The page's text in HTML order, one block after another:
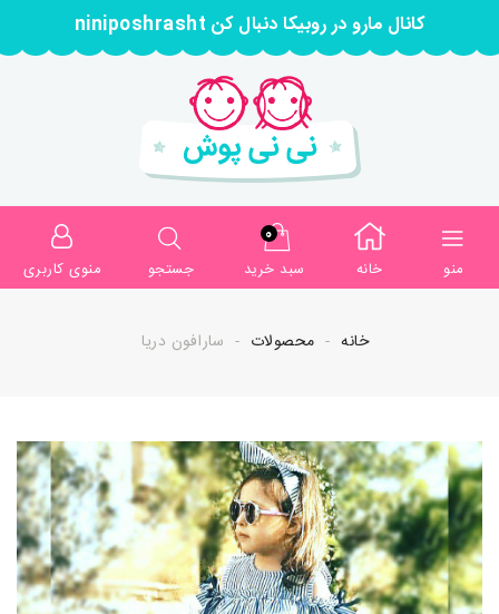
کانال مارو در روبیکا دنبال کن niniposhrasht
منو خانه
0
سبد خرید
جستجو منوی کاربری
خانه محصولات سارافون دریا